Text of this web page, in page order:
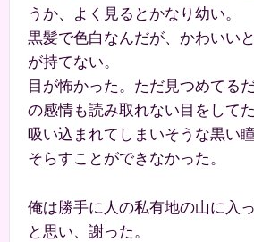
うか、よく見るとかなり幼い。
黒髪で色白なんだが、かわいい
が持てない。
目が怖かった。ただ見つめてる
の感情も読み取れない目をしてた
吸い込まれてしまいそうな黒い
そらすことができなかった。
俺は勝手に人の私有地の山に入
と思い、謝った。